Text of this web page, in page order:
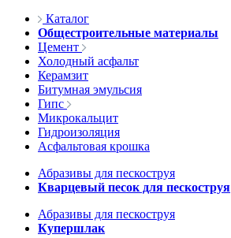
Каталог
Общестроительные материалы
Цемент
Холодный асфальт
Керамзит
Битумная эмульсия
Гипс
Микрокальцит
Гидроизоляция
Асфальтовая крошка
Абразивы для пескоструя
Кварцевый песок для пескоструя
Абразивы для пескоструя
Купершлак